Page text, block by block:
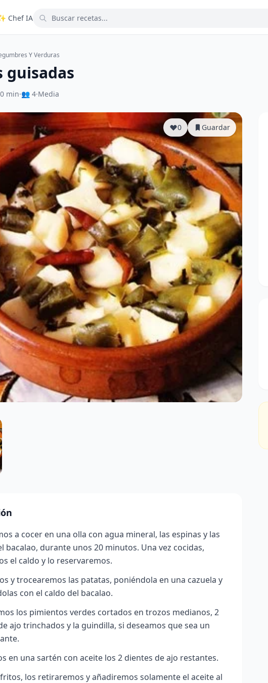
Chef IA
Y Verduras
guisadas
min·👥 4·Media
0 Guardar
a cocer en una olla con agua mineral, las espinas y las
bacalao, durante unos 20 minutos. Una vez cocidas,
el caldo y lo reservaremos.
y trocearemos las patatas, poniéndola en una cazuela y
con el caldo del bacalao.
los pimientos verdes cortados en trozos medianos, 2
ajo trinchados y la guindilla, si deseamos que sea un
en una sartén con aceite los 2 dientes de ajo restantes.
los retiraremos y añadiremos solamente el aceite al